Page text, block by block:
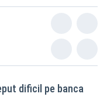
dificil pe banca